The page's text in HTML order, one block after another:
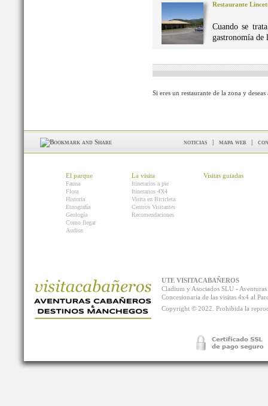
Restaurante
Cuando se
gastronomía de
Si eres un restaurante de la zona y
noticias | mapa web |
El parque
Fauna
Flora
Historia
Etnografía
Geología
Como llegar
Audios
La visita
Itinerarios a pie
Itinerarios 4X4
Visita en Bicicleta
Centros Visitantes
Recomendaciones
Visitas guiadas
UTE VISITACABAÑEROS
Cladium y Asociados SLU -
Concesionaria de las visitas 4x4 al
Copyright © 2022. Prohibida la